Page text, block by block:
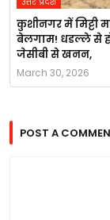
कुशीनगर में मिट्टी
बेलगाम! धडल्ले से
जेसीबी से खनन,
March 30, 2026
POST A